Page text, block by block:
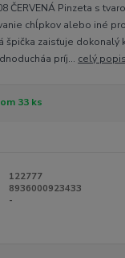
ČERVENÁ Pinzeta s
chĺpkov alebo iné
špička zaisťuje dokonalý
príj... celý popis
33 ks
122777
8936000923433
-